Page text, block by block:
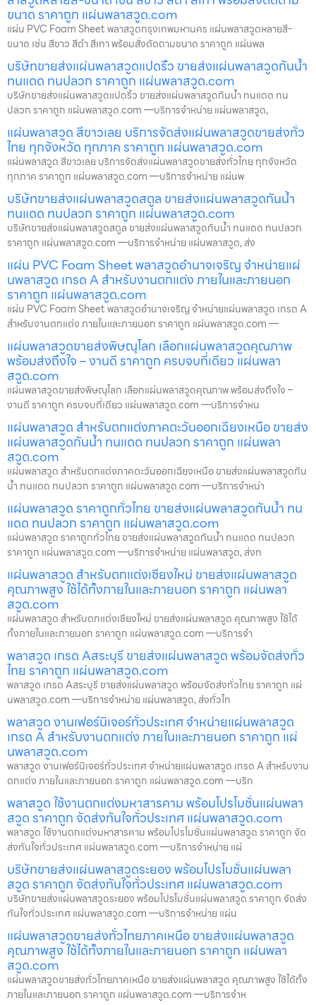
ขนาด ราคาถูก แผ่นพลาสวูด.com
แผ่น PVC Foam Sheet พลาสวูดกรุงเทพมหานคร แผ่นพลาสวูดหลายสี-
ขนาด เช่น สีขาว สีดำ สีเทา พร้อมสั่งตัดตามขนาด ราคาถูก แผ่นพล
บริษัทขายส่งแผ่นพลาสวูดแปดริ้ว ขายส่งแผ่นพลาสวูดกันน้ำ
ทนแดด ทนปลวก ราคาถูก แผ่นพลาสวูด.com
บริษัทขายส่งแผ่นพลาสวูดแปดริ้ว ขายส่งแผ่นพลาสวูดกันน้ำ ทนแดด ทน
ปลวก ราคาถูก แผ่นพลาสวูด.com —บริการจำหน่าย แผ่นพลาสวูด,
แผ่นพลาสวูด สีขาวเลย บริการจัดส่งแผ่นพลาสวูดขายส่งทั่ว
ไทย ทุกจังหวัด ทุกภาค ราคาถูก แผ่นพลาสวูด.com
แผ่นพลาสวูด สีขาวเลย บริการจัดส่งแผ่นพลาสวูดขายส่งทั่วไทย ทุกจังหวัด
ทุกภาค ราคาถูก แผ่นพลาสวูด.com —บริการจำหน่าย แผ่นพ
บริษัทขายส่งแผ่นพลาสวูดสตูล ขายส่งแผ่นพลาสวูดกันน้ำ
ทนแดด ทนปลวก ราคาถูก แผ่นพลาสวูด.com
บริษัทขายส่งแผ่นพลาสวูดสตูล ขายส่งแผ่นพลาสวูดกันน้ำ ทนแดด ทนปลวก
ราคาถูก แผ่นพลาสวูด.com —บริการจำหน่าย แผ่นพลาสวูด, ส่ง
แผ่น PVC Foam Sheet พลาสวูดอำนาจเจริญ จำหน่ายแผ่
นพลาสวูด เกรด A สำหรับงานตกแต่ง ภายในและภายนอก
ราคาถูก แผ่นพลาสวูด.com
แผ่น PVC Foam Sheet พลาสวูดอำนาจเจริญ จำหน่ายแผ่นพลาสวูด เกรด A
สำหรับงานตกแต่ง ภายในและภายนอก ราคาถูก แผ่นพลาสวูด.com —
แผ่นพลาสวูดขายส่งพิษณุโลก เลือกแผ่นพลาสวูดคุณภาพ
พร้อมส่งถึงใจ – งานดี ราคาถูก ครบจบที่เดียว แผ่นพลา
สวูด.com
แผ่นพลาสวูดขายส่งพิษณุโลก เลือกแผ่นพลาสวูดคุณภาพ พร้อมส่งถึงใจ –
งานดี ราคาถูก ครบจบที่เดียว แผ่นพลาสวูด.com —บริการจำหน
แผ่นพลาสวูด สำหรับตกแต่งภาคตะวันออกเฉียงเหนือ ขายส่ง
แผ่นพลาสวูดกันน้ำ ทนแดด ทนปลวก ราคาถูก แผ่นพลา
สวูด.com
แผ่นพลาสวูด สำหรับตกแต่งภาคตะวันออกเฉียงเหนือ ขายส่งแผ่นพลาสวูดกัน
น้ำ ทนแดด ทนปลวก ราคาถูก แผ่นพลาสวูด.com —บริการจำหน่า
แผ่นพลาสวูด ราคาถูกทั่วไทย ขายส่งแผ่นพลาสวูดกันน้ำ ทน
แดด ทนปลวก ราคาถูก แผ่นพลาสวูด.com
แผ่นพลาสวูด ราคาถูกทั่วไทย ขายส่งแผ่นพลาสวูดกันน้ำ ทนแดด ทนปลวก
ราคาถูก แผ่นพลาสวูด.com —บริการจำหน่าย แผ่นพลาสวูด, ส่งท
แผ่นพลาสวูด สำหรับตกแต่งเชียงใหม่ ขายส่งแผ่นพลาสวูด
คุณภาพสูง ใช้ได้ทั้งภายในและภายนอก ราคาถูก แผ่นพลา
สวูด.com
แผ่นพลาสวูด สำหรับตกแต่งเชียงใหม่ ขายส่งแผ่นพลาสวูด คุณภาพสูง ใช้ได้
ทั้งภายในและภายนอก ราคาถูก แผ่นพลาสวูด.com —บริการจำ
พลาสวูด เกรด Aสระบุรี ขายส่งแผ่นพลาสวูด พร้อมจัดส่งทั่ว
ไทย ราคาถูก แผ่นพลาสวูด.com
พลาสวูด เกรด Aสระบุรี ขายส่งแผ่นพลาสวูด พร้อมจัดส่งทั่วไทย ราคาถูก แผ่
นพลาสวูด.com —บริการจำหน่าย แผ่นพลาสวูด, ส่งทั่วไท
พลาสวูด งานเฟอร์นิเจอร์ทั่วประเทศ จำหน่ายแผ่นพลาสวูด
เกรด A สำหรับงานตกแต่ง ภายในและภายนอก ราคาถูก แผ่
นพลาสวูด.com
พลาสวูด งานเฟอร์นิเจอร์ทั่วประเทศ จำหน่ายแผ่นพลาสวูด เกรด A สำหรับงาน
ตกแต่ง ภายในและภายนอก ราคาถูก แผ่นพลาสวูด.com —บริก
พลาสวูด ใช้งานตกแต่งมหาสารคาม พร้อมโปรโมชั่นแผ่นพลา
สวูด ราคาถูก จัดส่งทันใจทั่วประเทศ แผ่นพลาสวูด.com
พลาสวูด ใช้งานตกแต่งมหาสารคาม พร้อมโปรโมชั่นแผ่นพลาสวูด ราคาถูก จัด
ส่งทันใจทั่วประเทศ แผ่นพลาสวูด.com —บริการจำหน่าย แผ่
บริษัทขายส่งแผ่นพลาสวูดระยอง พร้อมโปรโมชั่นแผ่นพลา
สวูด ราคาถูก จัดส่งทันใจทั่วประเทศ แผ่นพลาสวูด.com
บริษัทขายส่งแผ่นพลาสวูดระยอง พร้อมโปรโมชั่นแผ่นพลาสวูด ราคาถูก จัดส่ง
ทันใจทั่วประเทศ แผ่นพลาสวูด.com —บริการจำหน่าย แผ่น
แผ่นพลาสวูดขายส่งทั่วไทยภาคเหนือ ขายส่งแผ่นพลาสวูด
คุณภาพสูง ใช้ได้ทั้งภายในและภายนอก ราคาถูก แผ่นพลา
สวูด.com
แผ่นพลาสวูดขายส่งทั่วไทยภาคเหนือ ขายส่งแผ่นพลาสวูด คุณภาพสูง ใช้ได้ทั้ง
ภายในและภายนอก ราคาถูก แผ่นพลาสวูด.com —บริการจำห